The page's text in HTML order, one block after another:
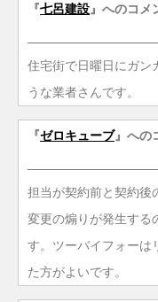
『七呂建設 』へのコメ
住宅街で日曜日にガン
うな業者さんです。
『ゼロキューブ』への
担当が契約前と契約後
変更の煽りが発生する
す。ツーバイフォーは
た方がよいです。